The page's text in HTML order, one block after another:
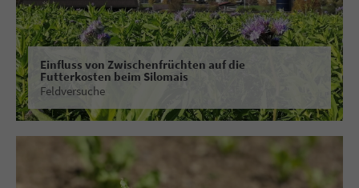
Einfluss von Zwischenfrüchten auf die
Futterkosten beim Silomais
Feldversuche